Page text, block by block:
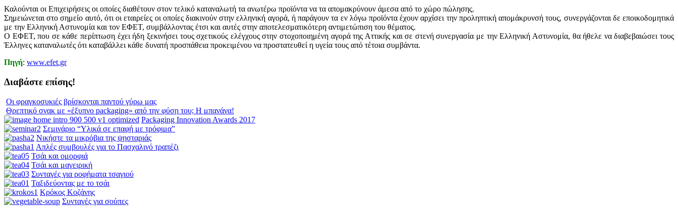
Καλούνται οι Επιχειρήσεις οι οποίες διαθέτουν στον τελικό καταναλωτή τα ανωτέρω προϊόντα να τα απομακρύνουν άμεσα από το χώρο πώλησης.
Σημειώνεται στο σημείο αυτό, ότι οι εταιρείες οι οποίες διακινούν στην ελληνική αγορά, ή παράγουν τα εν λόγω προϊόντα έχουν αρχίσει την προληπτική απομάκρυνσή τους, συνεργάζονται δε εποικοδομητικά
με την Ελληνική Αστυνομία και τον ΕΦΕΤ, συμβάλλοντας έτσι και αυτές στην αποτελεσματικότερη αντιμετώπιση του θέματος.
Ο ΕΦΕΤ, που σε κάθε περίπτωση έχει ήδη ξεκινήσει τους σχετικούς ελέγχους στην στοχοποιημένη αγορά της Αττικής και σε στενή συνεργασία με την Ελληνική Αστυνομία, θα ήθελε να διαβεβαιώσει τους
Έλληνες καταναλωτές ότι καταβάλλει κάθε δυνατή προσπάθεια προκειμένου να προστατευθεί η υγεία τους από τέτοια συμβάντα.
Πηγή: www.efet.gr
Διαβάστε επίσης!
Οι φραγκοσυκιές βρίσκονται παντού γύρω μας
Θρεπτικό σνακ με «έξυπνο packaging» από την φύση του; Η μπανάνα!
Packaging Innovation Awards 2017
Σεμινάριο “Υλικά σε επαφή με τρόφιμα”
Νικήστε τα μικρόβια της ψησταριάς
Απλές συμβουλές για το Πασχαλινό τραπέζι
Τσάι και ομορφιά
Τσάι και μαγειρική
Συνταγές για ροφήματα τσαγιού
Ταξιδεύοντας με το τσάι
Κρόκος Κοζάνης
Συνταγές για σούπες